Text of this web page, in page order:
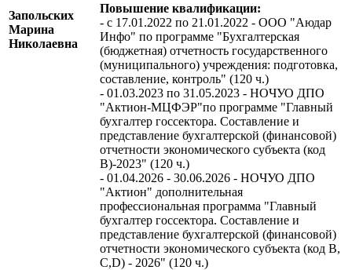
Запольских
Марина
Николаевна
Повышение квалификации:
- с 17.01.2022 по 21.01.2022 - ООО "Аюдар
Инфо" по программе "Бухгалтерская
(бюджетная) отчетность государственного
(муниципального) учреждения: подготовка,
составление, контроль" (120 ч.)
- 01.03.2023 по 31.05.2023 - НОЧУО ДПО
"Актион-МЦФЭР"по программе "Главный
бухгалтер госсектора. Составление и
представление бухгалтерской (финансовой)
отчетности экономического субъекта (код
В)-2023" (120 ч.)
- 01.04.2026 - 30.06.2026 - НОЧУО ДПО
"Актион" дополнительная
профессиональная программа "Главный
бухгалтер госсектора. Составление и
представление бухгалтерской (финансовой)
отчетности экономического субъекта (код B,
C,D) - 2026" (120 ч.)